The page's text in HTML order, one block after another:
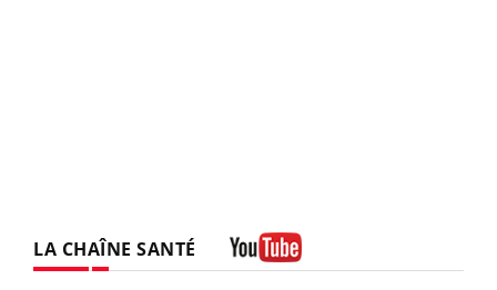
LA CHAÎNE SANTÉ